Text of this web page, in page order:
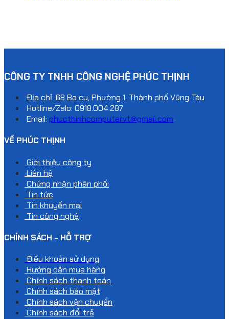
CÔNG TY TNHH CÔNG NGHỆ PHÚC THỊNH
Địa chỉ: 68 Ba cu, Phường 1, Thành phố Vũng Tàu
Hotline/Zalo: 0918.004.287
Email: phucthinhcomputervt@gmail.com
VỀ PHÚC THỊNH
Giới thiệu công ty
Liên hệ
Chứng nhận phân phối
Tin tức
Tin khuyến mại
Tin công nghệ
CHÍNH SÁCH - HỖ TRỢ
Điều khoản sử dụng
Hướng dẫn mua hàng
Chính sách thanh toán
Chính sách bảo mật
Chính sách vận chuyển
Chính sách đổi trả